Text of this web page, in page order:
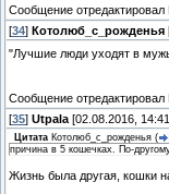
Сообщение отредактировал
[34] Котолюб_с_рожденья
"Лучшие люди уходят в
Сообщение отредактировал
[35] Utpala [02.08.2016,
Цитата Котолюб_с_рожденья (
причина в 5 кошечках. По-
Жизнь была другая, кошки